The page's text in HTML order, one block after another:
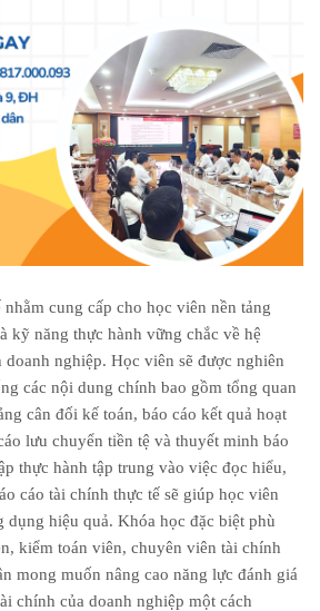
cung cấp cho học viên nền tảng
kỹ năng thực hành vững chắc về hệ
nghiệp. Học viên sẽ được nghiên
các nội dung chính bao gồm tổng quan
cân đối kế toán, báo cáo kết quả hoạt
lưu chuyển tiền tệ và thuyết minh báo
thực hành tập trung vào việc đọc hiểu,
cáo tài chính thực tế sẽ giúp học viên
dụng hiệu quả. Khóa học đặc biệt phù
kiểm toán viên, chuyên viên tài chính
mong muốn nâng cao năng lực đánh giá
chính của doanh nghiệp một cách